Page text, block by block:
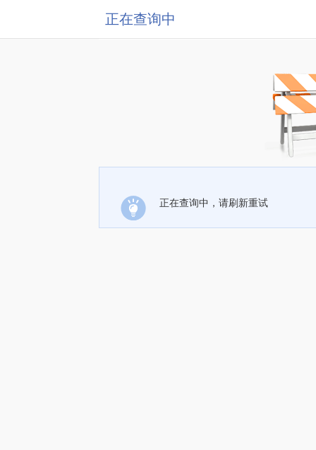
正在查询中
正在查询中，请刷新重试